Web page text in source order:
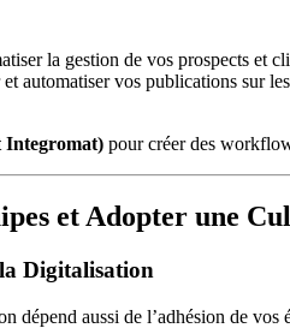
la gestion de vos prospects et
automatiser vos publications sur
Integromat) pour créer des
et Adopter une
Digitalisation
dépend aussi de l’adhésion de